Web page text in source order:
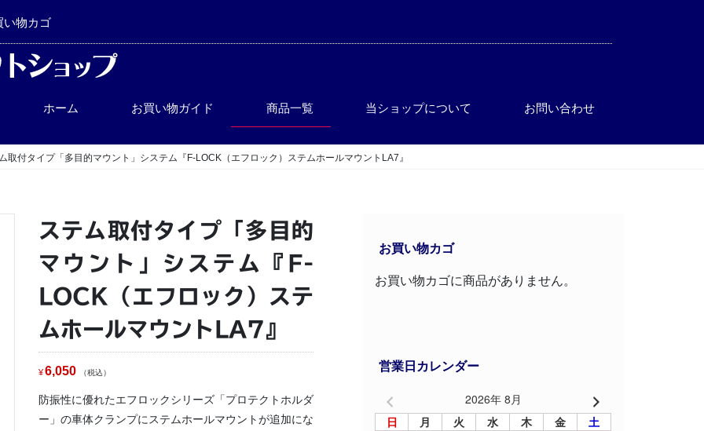
い物カゴ
ホーム お買い物ガイド 商品一覧 当ショップについて お問い合わせ
取付タイプ「多目的マウント」システム『F-LOCK（エフロック）ステムホールマウントLA7』
ステム取付タイプ「多目的
マウント」システム『F-
LOCK（エフロック）ステ
ムホールマウントLA7』
¥6,050 税込
防振性に優れたエフロックシリーズ「プロテクトホルダ
ー」の車体クランプにステムホールマウントが追加にな
お買い物カゴ
お買い物カゴに商品がありません。
営業日カレンダー
2026年 8月
日
月 火 水 木 金
土